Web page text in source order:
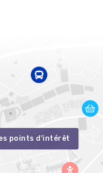
points d'intérêt